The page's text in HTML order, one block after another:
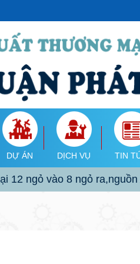
DỰ ÁN DỊCH VỤ TIN
12 ngỏ vào 8 ngỏ